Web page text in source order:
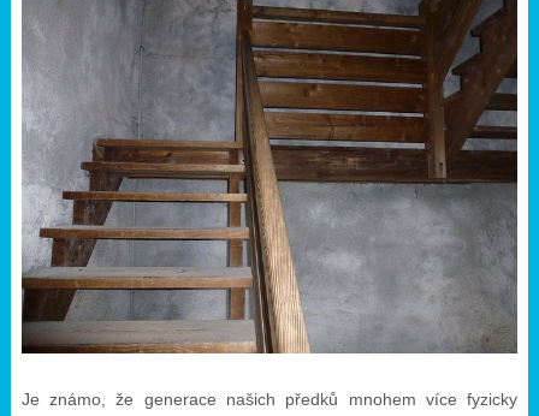
Je známo, že generace našich předků mnohem více fyzicky